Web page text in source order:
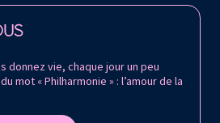
donnez vie, chaque jour un peu
mot « Philharmonie » : l’amour de la
Paris sur